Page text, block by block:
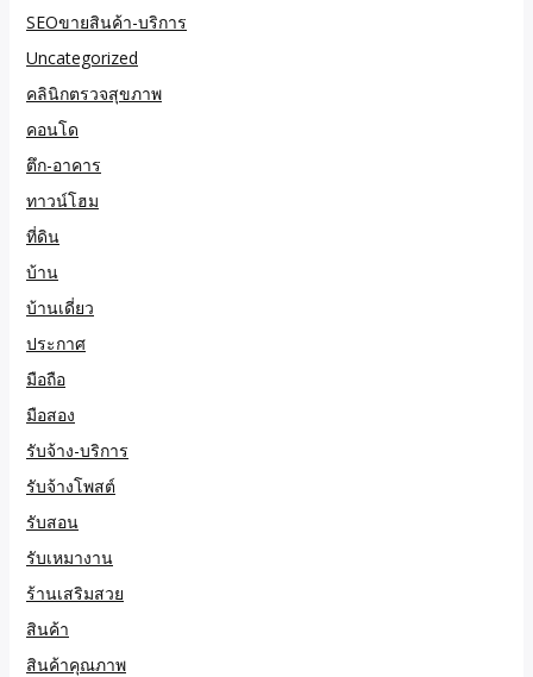
SEOขายสินค้า-บริการ
Uncategorized
คลินิกตรวจสุขภาพ
คอนโด
ตึก-อาคาร
ทาวน์โฮม
ที่ดิน
บ้าน
บ้านเดี่ยว
ประกาศ
มือถือ
มือสอง
รับจ้าง-บริการ
รับจ้างโพสต์
รับสอน
รับเหมางาน
ร้านเสริมสวย
สินค้า
สินค้าคุณภาพ